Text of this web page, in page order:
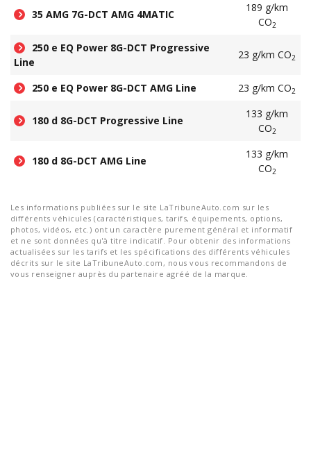
35 AMG 7G-DCT AMG 4MATIC
189 g/km
CO2
250 e EQ Power 8G-DCT Progressive
Line
23 g/km CO2
250 e EQ Power 8G-DCT AMG Line 23 g/km CO2
180 d 8G-DCT Progressive Line
133 g/km
CO2
180 d 8G-DCT AMG Line
133 g/km
CO2
Les informations publiées sur le site LaTribuneAuto.com sur les
différents véhicules (caractéristiques, tarifs, équipements, options,
photos, vidéos, etc.) ont un caractère purement général et informatif
et ne sont données qu'à titre indicatif. Pour obtenir des informations
actualisées sur les tarifs et les spécifications des différents véhicules
décrits sur le site LaTribuneAuto.com, nous vous recommandons de
vous renseigner auprès du partenaire agréé de la marque.